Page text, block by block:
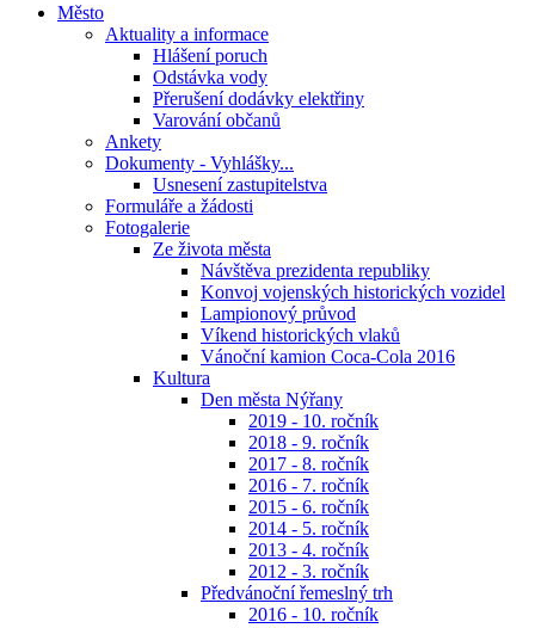
Město
Aktuality a informace
Hlášení poruch
Odstávka vody
Přerušení dodávky elektřiny
Varování občanů
Ankety
Dokumenty - Vyhlášky...
Usnesení zastupitelstva
Formuláře a žádosti
Fotogalerie
Ze života města
Návštěva prezidenta republiky
Konvoj vojenských historických vozidel
Lampionový průvod
Víkend historických vlaků
Vánoční kamion Coca-Cola 2016
Kultura
Den města Nýřany
2019 - 10. ročník
2018 - 9. ročník
2017 - 8. ročník
2016 - 7. ročník
2015 - 6. ročník
2014 - 5. ročník
2013 - 4. ročník
2012 - 3. ročník
Předvánoční řemeslný trh
2016 - 10. ročník